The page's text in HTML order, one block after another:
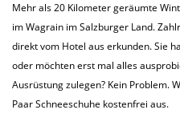
Mehr als 20 Kilometer geräumte
im Wagrain im Salzburger Land.
direkt vom Hotel aus erkunden. Sie
oder möchten erst mal alles
Ausrüstung zulegen? Kein Problem.
Paar Schneeschuhe kostenfrei aus.